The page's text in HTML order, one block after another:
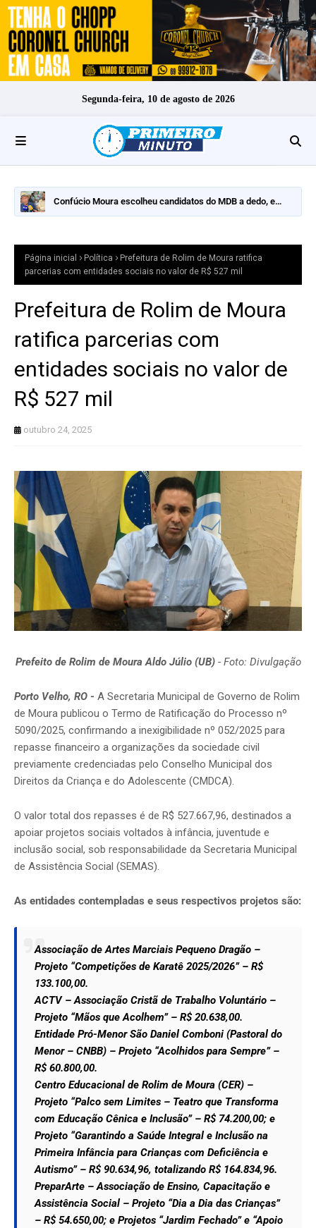
Segunda-feira, 10 de agosto de 2026
Confúcio Moura escolheu candidatos do MDB a dedo, e
Página inicial Política
Prefeitura de Rolim de Moura ratifica
parcerias com entidades sociais no valor de R$ 527 mil
Prefeitura de Rolim de Moura
ratifica parcerias com
entidades sociais no valor de
R$ 527 mil
outubro 24, 2025
Prefeito de Rolim de Moura Aldo Júlio (UB)- Foto: Divulgação
Porto Velho, RO - A Secretaria Municipal de Governo de Rolim
de Moura publicou o Termo de Ratificação do Processo nº
5090/2025, confirmando a inexigibilidade nº 052/2025 para
repasse financeiro a organizações da sociedade civil
previamente credenciadas pelo Conselho Municipal dos
Direitos da Criança e do Adolescente (CMDCA).
O valor total dos repasses é de R$ 527.667,96, destinados a
apoiar projetos sociais voltados à infância, juventude e
inclusão social, sob responsabilidade da Secretaria Municipal
de Assistência Social (SEMAS).
As entidades contempladas e seus respectivos projetos são:
Associação de Artes Marciais Pequeno Dragão –
Projeto “Competições de Karatê 2025/2026” – R$
133.100,00.
ACTV – Associação Cristã de Trabalho Voluntário –
Projeto “Mãos que Acolhem” – R$ 20.638,00.
Entidade Pró-Menor São Daniel Comboni (Pastoral do
Menor – CNBB) – Projeto “Acolhidos para Sempre” –
R$ 60.800,00.
Centro Educacional de Rolim de Moura (CER) –
Projeto “Palco sem Limites – Teatro que Transforma
com Educação Cênica e Inclusão” – R$ 74.200,00; e
Projeto “Garantindo a Saúde Integral e Inclusão na
Primeira Infância para Crianças com Deficiência e
Autismo” – R$ 90.634,96, totalizando R$ 164.834,96.
PreparArte – Associação de Ensino, Capacitação e
Assistência Social – Projeto “Dia a Dia das Crianças”
– R$ 54.650,00; e Projetos “Jardim Fechado” e “Apoio